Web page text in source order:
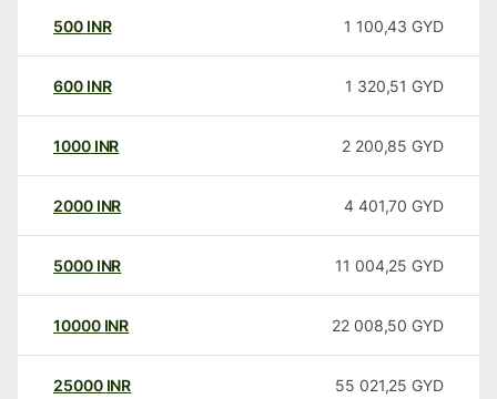
500 INR 1 100,43 GYD
600 INR 1 320,51 GYD
1000 INR 2 200,85 GYD
2000 INR 4 401,70 GYD
5000 INR 11 004,25 GYD
10000 INR 22 008,50 GYD
25000 INR 55 021,25 GYD